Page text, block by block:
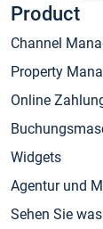
Product
Channel
Property
Online
Widgets
Agentur und
Sehen Sie